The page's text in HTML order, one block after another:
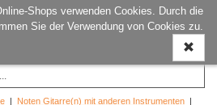
Shops verwenden Cookies. Durch die
Sie der Verwendung von Cookies zu.
ein-/
| Noten Gitarre(n) mit anderen Instrumenten |